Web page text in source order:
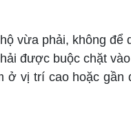
vừa phải, không để
được buộc chặt
ở vị trí cao hoặc